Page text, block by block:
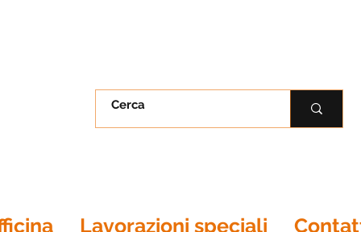
Lavorazioni speciali